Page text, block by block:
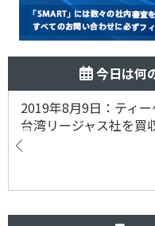
今日は何
2019年8月9日：ティ
台湾リージャス社を買